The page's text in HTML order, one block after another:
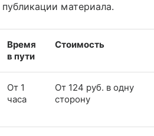
материала.
Время
в пути
Стоимость
От 1
часа
От 124 руб. в одну
сторону